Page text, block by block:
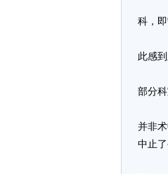
科，即
此感到
部分科
并非
中止了